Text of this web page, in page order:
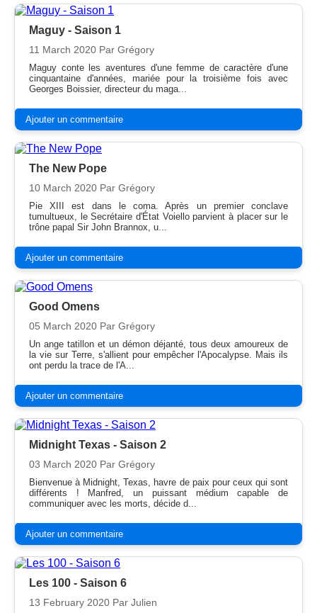
Maguy - Saison 1
11 March 2020 Par Grégory
Maguy conte les aventures d'une femme de caractère d'une
cinquantaine d'années, mariée pour la troisième fois avec
Georges Boissier, directeur du maga...
Ajouter un commentaire
The New Pope
10 March 2020 Par Grégory
Pie XIII est dans le coma. Après un premier conclave
tumultueux, le Secrétaire d'État Voiello parvient à placer sur le
trône papal Sir John Brannox, u...
Ajouter un commentaire
Good Omens
05 March 2020 Par Grégory
Un ange tatillon et un démon déjanté, tous deux amoureux de
la vie sur Terre, s'allient pour empêcher l'Apocalypse. Mais ils
ont perdu la trace de l'A...
Ajouter un commentaire
Midnight Texas - Saison 2
03 March 2020 Par Grégory
Bienvenue à Midnight, Texas, havre de paix pour ceux qui sont
différents ! Manfred, un puissant médium capable de
communiquer avec les morts, décide d...
Ajouter un commentaire
Les 100 - Saison 6
13 February 2020 Par Julien